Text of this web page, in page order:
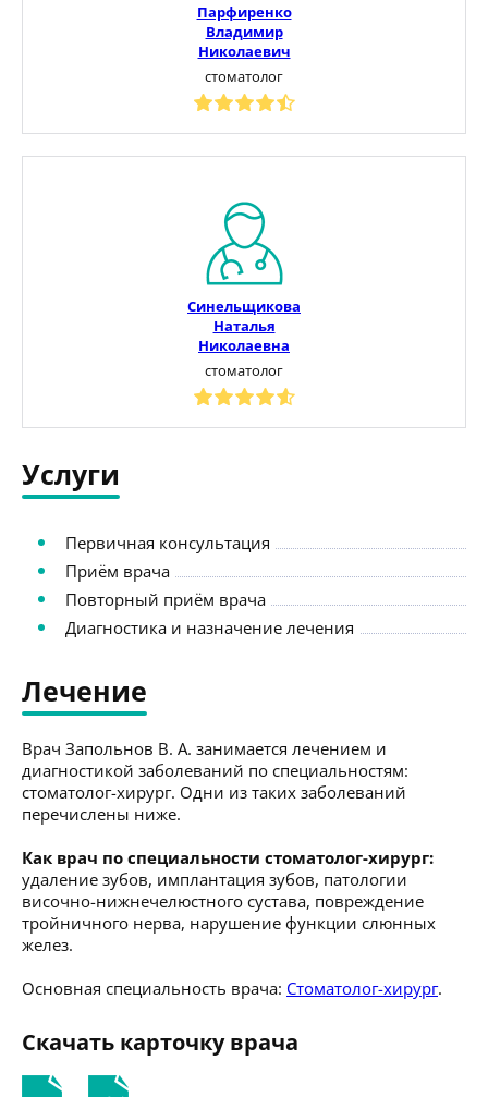
Парфиренко
Владимир
Николаевич
стоматолог
Синельщикова
Наталья
Николаевна
стоматолог
Услуги
Первичная консультация
Приём врача
Повторный приём врача
Диагностика и назначение лечения
Лечение
Врач Запольнов В. А. занимается лечением и
диагностикой заболеваний по специальностям:
стоматолог-хирург. Одни из таких заболеваний
перечислены ниже.
Как врач по специальности стоматолог-хирург:
удаление зубов, имплантация зубов, патологии
височно-нижнечелюстного сустава, повреждение
тройничного нерва, нарушение функции слюнных
желез.
Основная специальность врача: Стоматолог-хирург.
Скачать карточку врача